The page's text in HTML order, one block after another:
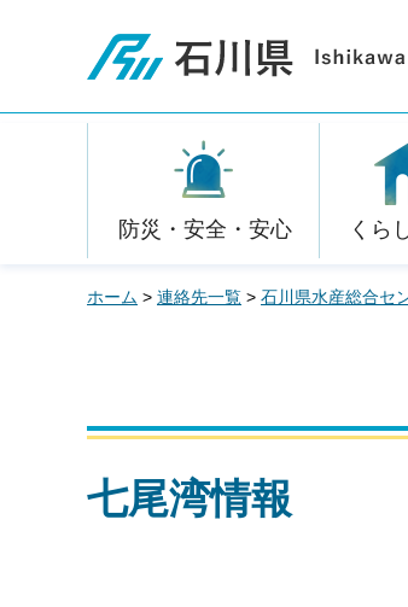
石川県
防災・安全・安心 くら
ホーム > 連絡先一覧 > 石川県水産総合セ
七尾湾情報